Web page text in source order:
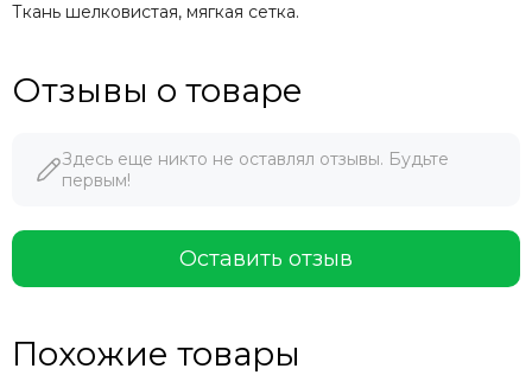
Ткань шелковистая, мягкая сетка.
Отзывы о товаре
Здесь еще никто не оставлял отзывы. Будьте
первым!
Оставить отзыв
Похожие товары